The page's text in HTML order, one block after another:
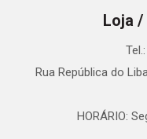
Loja
Rua República do
HORÁRIO: